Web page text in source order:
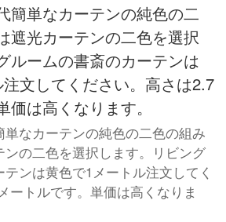
簡単なカーテンの純色の二
遮光カーテンの二色を選択
ルームの書斎のカーテンは
文してください。高さは2.7
価は高くなります。
単なカーテンの純色の二色の組み
の二色を選択します。リビング
ンは黄色で1メートル注文してく
ートルです。単価は高くなりま